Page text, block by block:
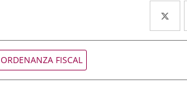
a
ORDENANZA FISCAL